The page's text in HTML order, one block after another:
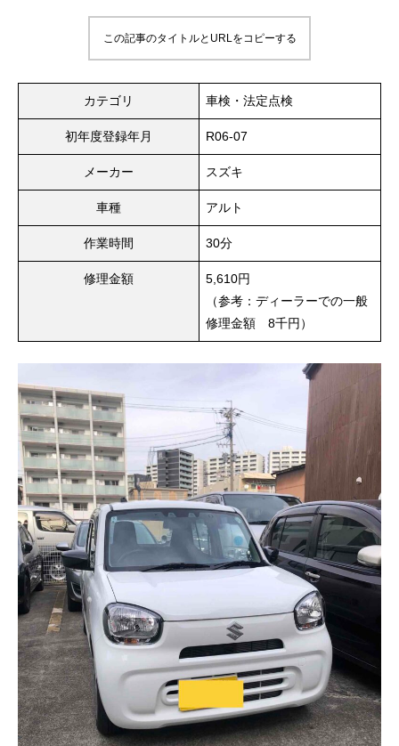
この記事のタイトルとURLをコピーする
カテゴリ 車検・法定点検
初年度登録年月 R06-07
メーカー スズキ
車種 アルト
作業時間 30分
修理金額
5,610円
（参考：ディーラーでの一般
修理金額 8千円）